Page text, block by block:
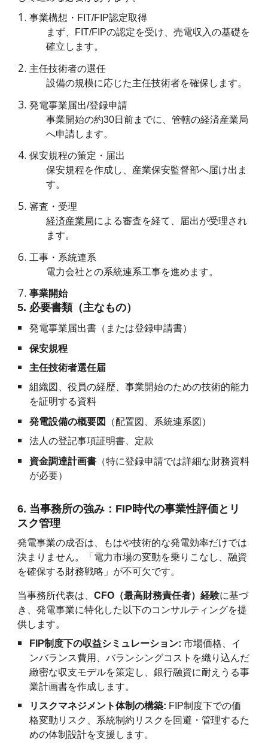
事業構想・FIT/FIP認定取得
まず、FIT/FIPの認定を受け、売電収入の基礎を
確立します。
主任技術者の選任
設備の規模に応じた主任技術者を確保します。
発電事業届出/登録申請
事業開始の約30日前までに、管轄の経済産業局
へ申請します。
保安規程の策定・届出
保安規程を作成し、産業保安監督部へ届け出ま
す。
審査・受理
経済産業局による審査を経て、届出が受理され
ます。
工事・系統連系
電力会社との系統連系工事を進めます。
事業開始
5. 必要書類（主なもの）
発電事業届出書（または登録申請書）
保安規程
主任技術者選任届
組織図、役員の経歴、事業開始のための技術的能力
を証明する資料
発電設備の概要図
（配置図、系統連系図）
法人の登記事項証明書、定款
資金調達計画書 （特に登録申請では詳細な財務資料
が必要）
6. 当事務所の強み：FIP時代の事業性評価とリ
スク管理
発電事業の成否は、もはや技術的な発電効率だけでは
決まりません。「電力市場の変動を乗りこなし、融資
を確保する財務戦略」が不可欠です。
当事務所代表は、CFO（最高財務責任者）経験に基づ
き、発電事業に特化した以下のコンサルティングを提
供します。
FIP制度下の収益シミュレーション: 市場価格、イ
ンバランス費用、バランシングコストを織り込んだ
緻密な収支モデルを策定し、銀行融資に耐えうる事
業計画書を作成します。
リスクマネジメント体制の構築: FIP制度下での価
格変動リスク、系統制約リスクを回避・管理するた
めの体制設計を支援します。